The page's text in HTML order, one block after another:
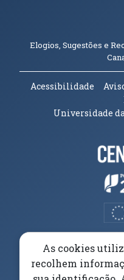
Elogios, Sugestões e
Acessibilidade
Universidade
Parceiros e
As cookies
recolhem